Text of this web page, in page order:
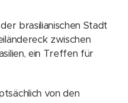
brasilianischen Stadt
zwischen
ein Treffen für
von den